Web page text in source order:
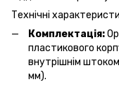
Технічні
Комплектація:
пластикового
внутрішнім
мм).